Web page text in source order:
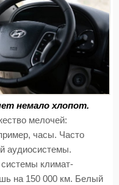
немало хлопот.
мелочей:
часы. Часто
аудиосистемы.
климат-
на 150 000 км. Белый